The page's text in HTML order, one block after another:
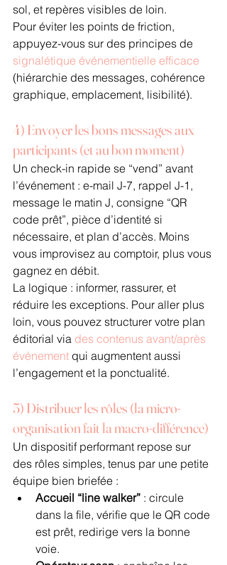
sol, et repères visibles de loin.
Pour éviter les points de friction,
appuyez-vous sur des principes de
signalétique événementielle efficace
(hiérarchie des messages, cohérence
graphique, emplacement, lisibilité).
4) Envoyer les bons messages aux
participants (et au bon moment)
Un check-in rapide se “vend” avant
l’événement : e-mail J-7, rappel J-1,
message le matin J, consigne “QR
code prêt”, pièce d’identité si
nécessaire, et plan d’accès. Moins
vous improvisez au comptoir, plus vous
gagnez en débit.
La logique : informer, rassurer, et
réduire les exceptions. Pour aller plus
loin, vous pouvez structurer votre plan
éditorial via des contenus avant/après
événement qui augmentent aussi
l’engagement et la ponctualité.
5) Distribuer les rôles (la micro-
organisation fait la macro-différence)
Un dispositif performant repose sur
des rôles simples, tenus par une petite
équipe bien briefée :
Accueil “line walker” : circule
dans la file, vérifie que le QR code
est prêt, redirige vers la bonne
voie.